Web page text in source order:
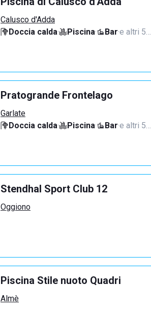
Calusco d'Adda
Doccia calda· Piscina· Bar·e altri 5…
Pratogrande Frontelago
Garlate
Doccia calda· Piscina· Bar·e altri 5…
Stendhal Sport Club 12
Oggiono
Piscina Stile nuoto Quadri
Almè